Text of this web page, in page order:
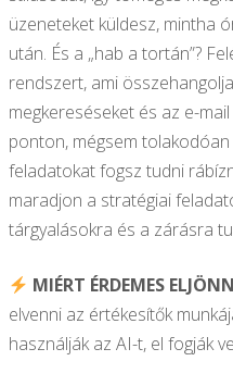
üzeneteket küldesz, mintha
után. És a „hab a tortán”?
rendszert, ami
megkereséseket és az e-
ponton, mégsem
feladatokat fogsz tudni
maradjon a stratégiai
tárgyalásokra és a zárásra
MIÉRT ÉRDEMES
elvenni az értékesítők
használják az AI-t, el fogják